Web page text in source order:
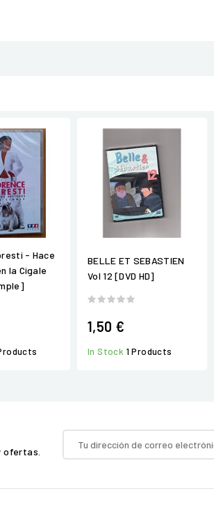
- Hace
la Cigale
BELLE ET SEBASTIEN
Vol 12 [DVD HD]
1,50 €
In Stock 1 Products
ofertas.